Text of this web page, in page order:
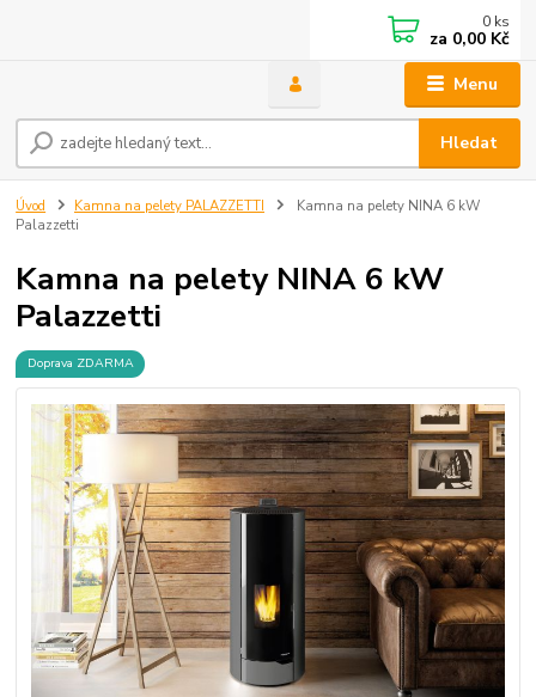
Menu
Hledat
0 ks
za 0,00 Kč
Úvod Kamna na pelety PALAZZETTI
Kamna na pelety NINA 6 kW
Palazzetti
Kamna na pelety NINA 6 kW
Palazzetti
Doprava ZDARMA